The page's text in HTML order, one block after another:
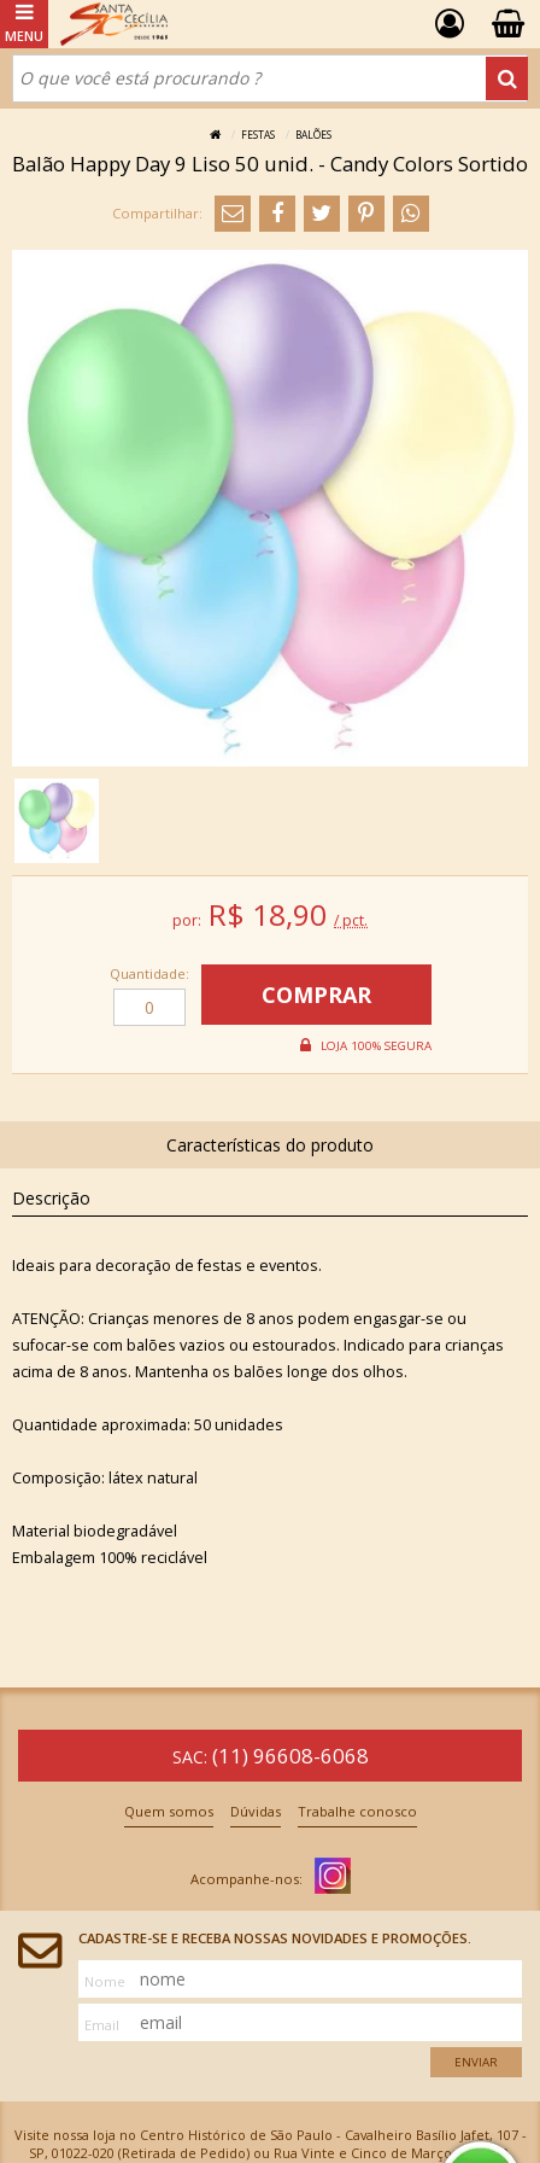
FESTAS BALÕES
Balão Happy Day 9 Liso 50 unid. - Candy Colors Sortido
por: R$ 18,90 / pct.
Quantidade:
Descrição
Ideais para decoração de festas e eventos.
ATENÇÃO: Crianças menores de 8 anos podem engasgar-se ou
sufocar-se com balões vazios ou estourados. Indicado para crianças
acima de 8 anos. Mantenha os balões longe dos olhos.
Quantidade aproximada: 50 unidades
Composição: látex natural
Material biodegradável
Embalagem 100% reciclável
SAC: (11) 96608-6068
Quem somos Dúvidas Trabalhe conosco
CADASTRE-SE E RECEBA NOSSAS NOVIDADES E PROMOÇÕES.
Nome
Email
ENVIAR
Visite nossa loja no Centro Histórico de São Paulo - Cavalheiro Basílio Jafet, 107 -
SP, 01022-020 (Retirada de Pedido) ou Rua Vinte e Cinco de Março, 576 - SP,